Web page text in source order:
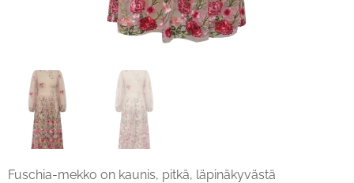
Fuschia-mekko on kaunis, pitkä, läpinäkyvästä